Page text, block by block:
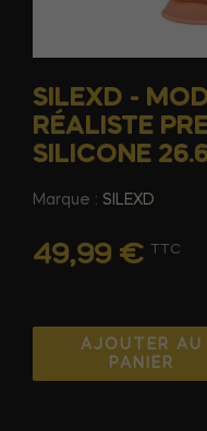
SILEXD -
RÉALISTE
SILICONE
Marque : SILEXD
49,99 € TTC
AJOUTER AU
PANIER